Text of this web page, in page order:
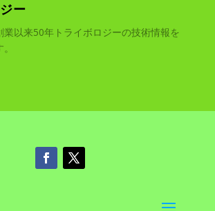
ー
業以来50年トライボロジーの技術情報を